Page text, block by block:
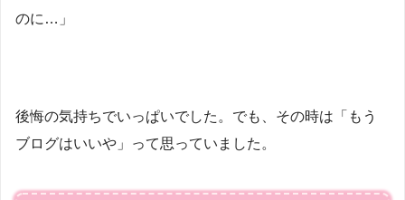
のに…」
後悔の気持ちでいっぱいでした。でも、その時は「もう
ブログはいいや」って思っていました。